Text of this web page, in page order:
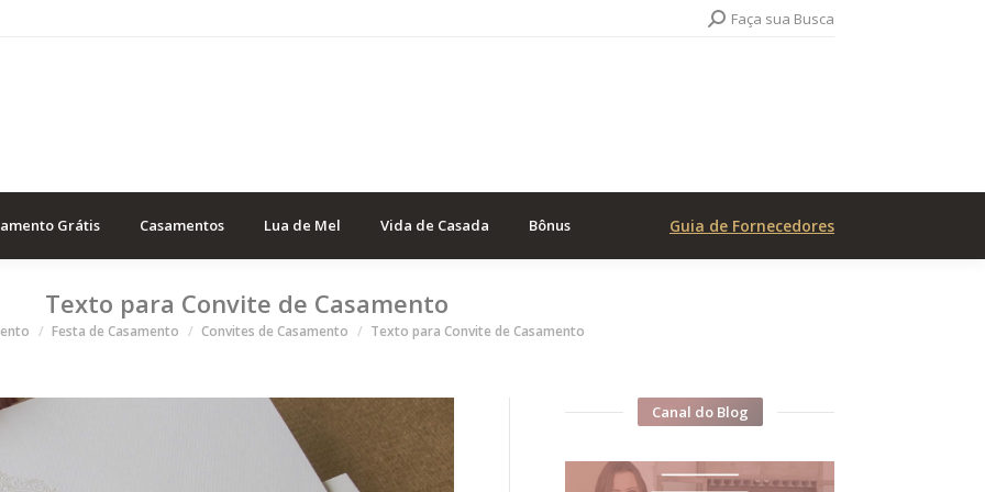
Search:Faça sua Busca
Grátis Casamentos Lua de Mel Vida de Casada Bônus Guia de Fornecedores
Texto para Convite de Casamento
Festa de Casamento Convites de Casamento Texto para Convite de Casamento
Canal do Blog